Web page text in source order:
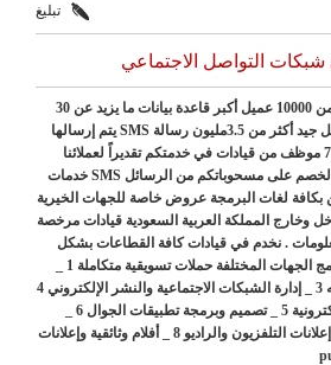
تبليغ
التواصل الاجتماعي
تخدم قيادات بفضل الله أكثر من 10000 عميل أكبر قاعدة بيانات ما يزيد عن 30
مليون رقم جوال مصنفة بشكل جيد أكثر من 3.5مليون رسالة SMS يتم إرسالها
يومياًمن سيرفراتنا أكثر من 77 موظف من قيادات في خدمتكم تقديراً لعملائنا
نقدم برنامج الولاء وكوبونات الخصم على مسحوباتكم من الرسائل SMS خدمات
بكافة لغات البرمجة عروض خاصة للجهات الخيرية
وخارج المملكة العربية السعودية قيادات مرخصة
. نخدم في قيادات كافة القطاعات بشكل
رسائل نصية 2 _ رسائل صوتيه 3 _ إدارة الشبكات الاجتماعية والنشر الإلكتروني 4
إعلانات الطرق والمولات 7 _ إعلانات التلفزيون والراديو 8 _ أفلام وثائقية وإعلانات